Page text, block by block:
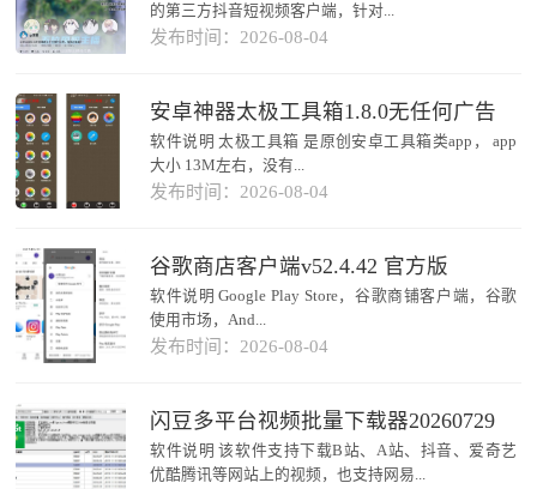
的第三方抖音短视频客户端，针对...
发布时间：2026-08-04
安卓神器太极工具箱1.8.0无任何广告
软件说明 太极工具箱 是原创安卓工具箱类app， app
大小 13M左右，没有...
发布时间：2026-08-04
谷歌商店客户端v52.4.42 官方版
软件说明 Google Play Store，谷歌商铺客户端，谷歌
使用市场，And...
发布时间：2026-08-04
闪豆多平台视频批量下载器20260729
软件说明 该软件支持下载B站、A站、抖音、爱奇艺
优酷腾讯等网站上的视频，也支持网易...